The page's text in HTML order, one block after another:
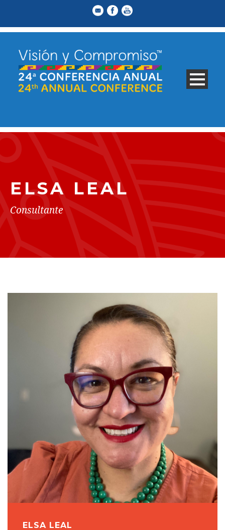
ELSA LEAL
Consultante
ELSA LEAL